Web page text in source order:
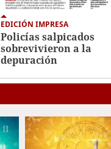
EDICIÓN IMPRESA
Policías salpicados
sobrevivieron a la
depuración